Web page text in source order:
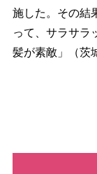
施した。その結
って、サラサラ
髪が素敵」（茨